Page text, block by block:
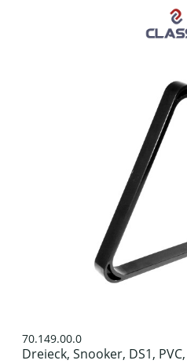
70.149.00.0
Dreieck, Snooker, DS1,